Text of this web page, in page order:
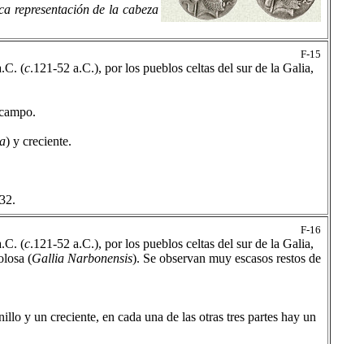
representación de la cabeza
F-15
(c.121-52 a.C.), por los pueblos celtas del sur de la Galia,
)y creciente.
F-16
(c.121-52 a.C.), por los pueblos celtas del sur de la Galia,
(Gallia Narbonensis). Se observan muy escasos restos de
y un creciente, en cada una de las otras tres partes hay un